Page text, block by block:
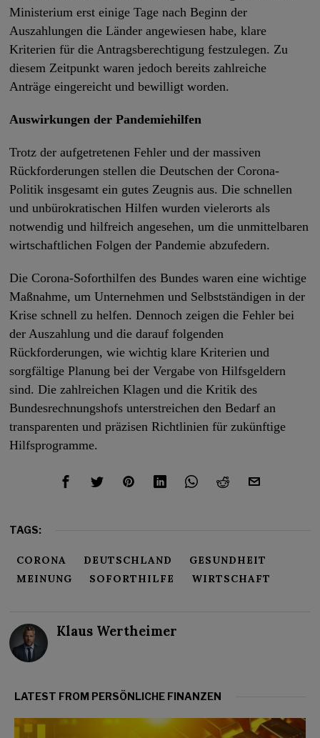
Ministerium erst einige Tage nach Beginn der
Auszahlungen die Länder angewiesen habe, klare
Kriterien für die Antragsberechtigung festzulegen. Zu
diesem Zeitpunkt waren jedoch bereits zahlreiche
Anträge eingereicht und bewilligt worden.
Auswirkungen der Pandemiehilfen
Trotz der aufgetretenen Fehler und der massiven
Rückforderungen stellen die Deutschen der Corona-
Politik insgesamt ein gutes Zeugnis aus. Die schnellen
und unbürokratischen Hilfen wurden vielerorts als
notwendig und hilfreich angesehen, um die unmittelbaren
wirtschaftlichen Folgen der Pandemie abzufedern.
Die Corona-Soforthilfen des Bundes waren eine wichtige
Maßnahme, um Unternehmen und Selbstständigen in der
Krise schnell zu helfen. Dennoch zeigen die Fehler bei
der Auszahlung und die darauf folgenden
Rückforderungen, wie wichtig klare Kriterien und
sorgfältige Planung bei der Vergabe von Hilfsgeldern
sind. Die zahlreichen Klagen und die Kritik des
Bundesrechnungshofs unterstreichen den Bedarf an
transparenten und präzisen Richtlinien für zukünftige
Hilfsprogramme.
TAGS:
CORONA DEUTSCHLAND
GESUNDHEIT
MEINUNG
SOFORTHILFE WIRTSCHAFT
Klaus Wertheimer
LATEST FROM PERSÖNLICHE FINANZEN